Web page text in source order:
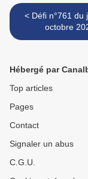
< Défi n°761 du jeudi 27
octobre
Hébergé par
Top articles
Pages
Contact
Signaler un abus
C.G.U.